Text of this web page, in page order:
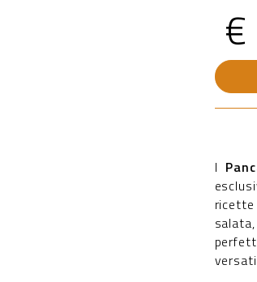
€
Pancake
Salati
quantità
I
ricette